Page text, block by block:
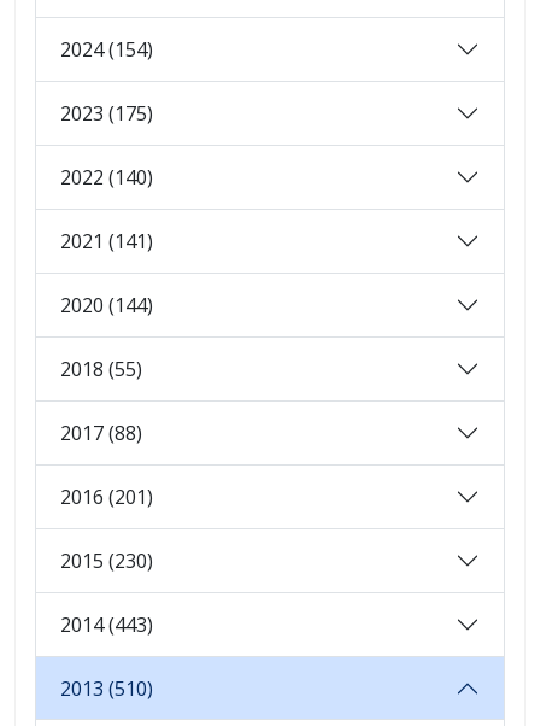
2024 (154)
2023 (175)
2022 (140)
2021 (141)
2020 (144)
2018 (55)
2017 (88)
2016 (201)
2015 (230)
2014 (443)
2013 (510)